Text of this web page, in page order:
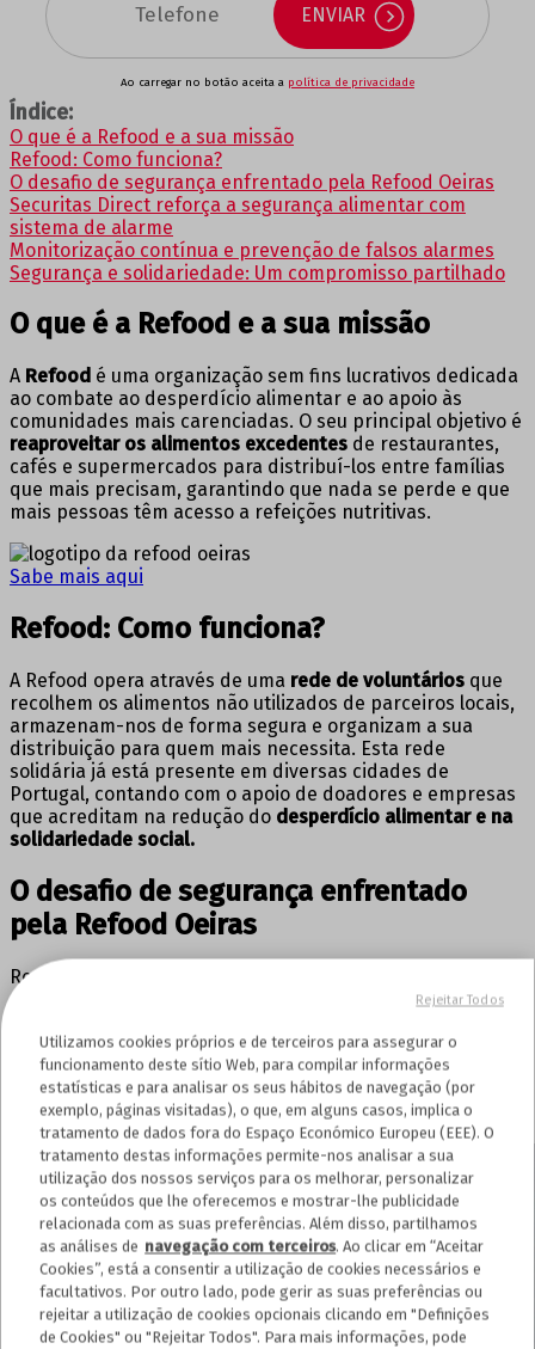
ENVIAR
Ao carregar no botão aceita a política de privacidade
Índice:
O que é a Refood e a sua missão
Refood: Como funciona?
O desafio de segurança enfrentado pela Refood Oeiras
Securitas Direct reforça a segurança alimentar com
sistema de alarme
Monitorização contínua e prevenção de falsos alarmes
Segurança e solidariedade: Um compromisso partilhado
O que é a Refood e a sua missão
A Refood é uma organização sem fins lucrativos dedicada
ao combate ao desperdício alimentar e ao apoio às
comunidades mais carenciadas. O seu principal objetivo é
reaproveitar os alimentos excedentes de restaurantes,
cafés e supermercados para distribuí-los entre famílias
que mais precisam, garantindo que nada se perde e que
mais pessoas têm acesso a refeições nutritivas.
Sabe mais aqui
Refood: Como funciona?
A Refood opera através de uma rede de voluntários que
recolhem os alimentos não utilizados de parceiros locais,
armazenam-nos de forma segura e organizam a sua
distribuição para quem mais necessita. Esta rede
solidária já está presente em diversas cidades de
Portugal, contando com o apoio de doadores e empresas
que acreditam na redução do desperdício alimentar e na
solidariedade social.
O desafio de segurança enfrentado
pela Refood Oeiras
Recentemente, o
um desafio crítico: os frigoríficos onde armazenavam os
vulneráveis afurtosouvandalismo. A falta de segurança
poderia comprometer a missão da organização,
colocando em risco os alimentos que tantas famílias
dependem para se alimentar.
Utilizamos cookies próprios e de terceiros para assegurar o
funcionamento deste sítio Web, para compilar informações
estatísticas e para analisar os seus hábitos de navegação (por
exemplo, páginas visitadas), o que, em alguns casos, implica o
tratamento de dados fora do Espaço Económico Europeu (EEE). O
tratamento destas informações permite-nos analisar a sua
utilização dos nossos serviços para os melhorar, personalizar
os conteúdos que lhe oferecemos e mostrar-lhe publicidade
relacionada com as suas preferências. Além disso, partilhamos
as análises de navegação com terceiros. Ao clicar em “Aceitar
Cookies”, está a consentir a utilização de cookies necessários e
facultativos. Por outro lado, pode gerir as suas preferências ou
rejeitar a utilização de cookies opcionais clicando em "Definições
de Cookies" ou "Rejeitar Todos". Para mais informações, pode
Rejeitar Todos